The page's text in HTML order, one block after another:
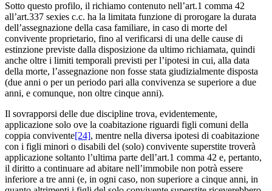
Sotto questo profilo, il richiamo contenuto nell’art.1 comma 42
all’art.337 sexies c.c. ha la limitata funzione di prorogare la durata
dell’assegnazione della casa familiare, in caso di morte del
convivente proprietario, fino al verificarsi di una delle cause di
estinzione previste dalla disposizione da ultimo richiamata, quindi
anche oltre i limiti temporali previsti per l’ipotesi in cui, alla data
della morte, l’assegnazione non fosse stata giudizialmente disposta
(due anni o per un periodo pari alla convivenza se superiore a due
anni, e comunque, non oltre cinque anni).
Il sovrapporsi delle due discipline trova, evidentemente,
applicazione solo ove la coabitazione riguardi figli comuni della
coppia convivente[24], mentre nella diversa ipotesi di coabitazione
con i figli minori o disabili del (solo) convivente superstite troverà
applicazione soltanto l’ultima parte dell’art.1 comma 42 e, pertanto,
il diritto a continuare ad abitare nell’immobile non potrà essere
inferiore a tre anni (e, in ogni caso, non superiore a cinque anni, in